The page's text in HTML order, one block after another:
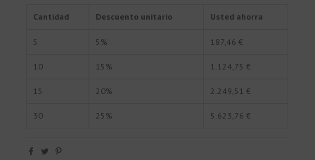
Cantidad Descuento unitario Usted ahorra
5 5% 187,46 €
10 15% 1.124,75 €
15 20% 2.249,51 €
30 25% 5.623,76 €